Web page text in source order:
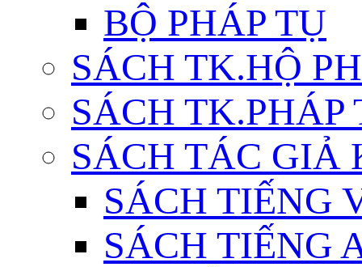
BỘ PHÁP TỤ
SÁCH TK.HỘ
SÁCH TK.PHÁP
SÁCH TÁC GIẢ
SÁCH TIẾNG
SÁCH TIẾNG